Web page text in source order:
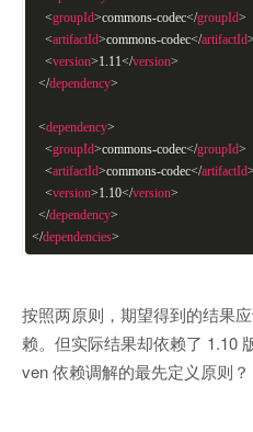
<groupId>commons-codec</groupId>
<artifactId>commons-codec</artifactId>
<version>1.11</version>
</dependency>
<dependency>
<groupId>commons-codec</groupId>
<artifactId>commons-codec</artifactId>
<version>1.10</version>
</dependency>
</dependencies>
按照两原则，期望得到的结果
赖。但实际结果却依赖了 1.10
ven 依赖调解的最先定义原则？